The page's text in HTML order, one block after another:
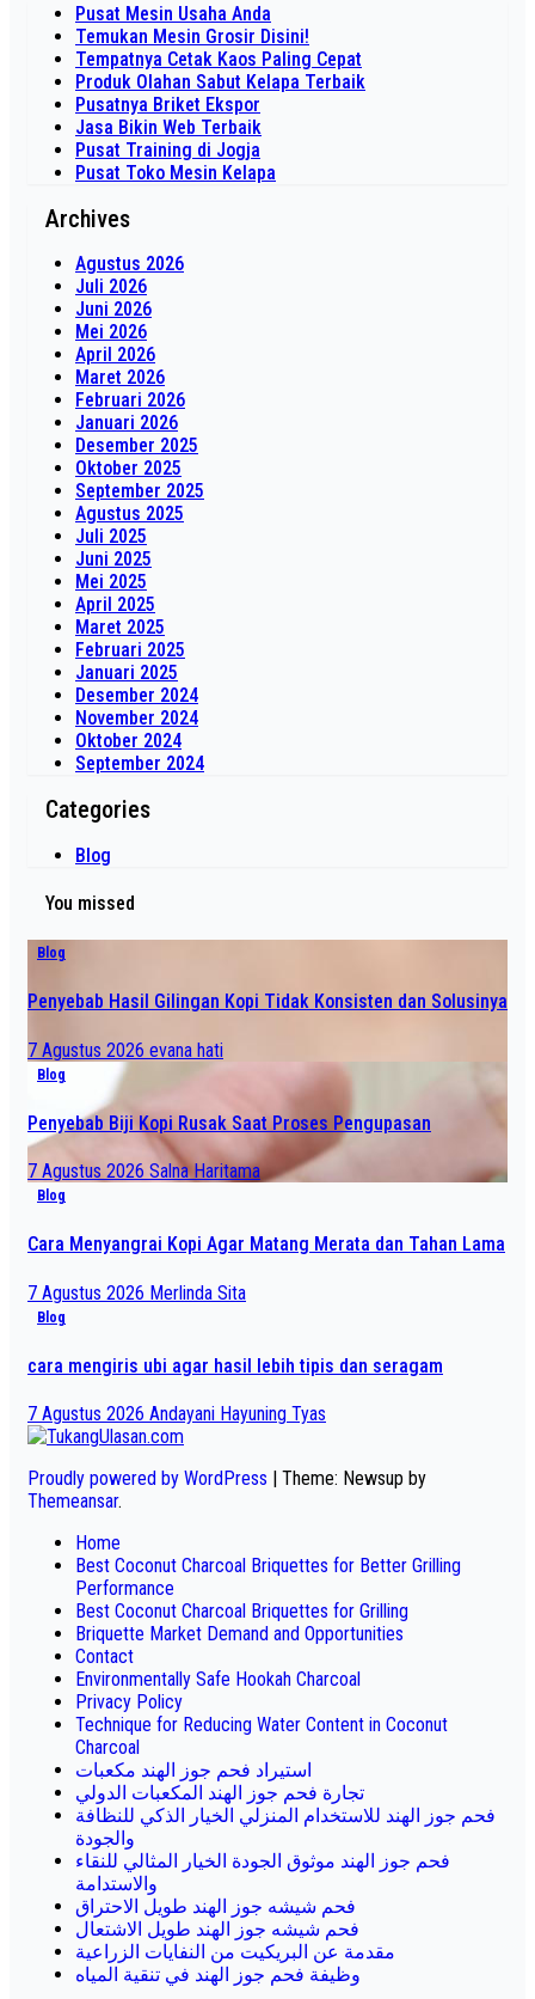
Pusat Mesin Usaha Anda
Temukan Mesin Grosir Disini!
Tempatnya Cetak Kaos Paling Cepat
Produk Olahan Sabut Kelapa Terbaik
Pusatnya Briket Ekspor
Jasa Bikin Web Terbaik
Pusat Training di Jogja
Pusat Toko Mesin Kelapa
Archives
Agustus 2026
Juli 2026
Juni 2026
Mei 2026
April 2026
Maret 2026
Februari 2026
Januari 2026
Desember 2025
Oktober 2025
September 2025
Agustus 2025
Juli 2025
Juni 2025
Mei 2025
April 2025
Maret 2025
Februari 2025
Januari 2025
Desember 2024
November 2024
Oktober 2024
September 2024
Categories
Blog
You missed
Blog
Penyebab Hasil Gilingan Kopi Tidak Konsisten dan Solusinya
7 Agustus 2026 evana hati
Blog
Penyebab Biji Kopi Rusak Saat Proses Pengupasan
7 Agustus 2026 Salna Haritama
Blog
Cara Menyangrai Kopi Agar Matang Merata dan Tahan Lama
7 Agustus 2026 Merlinda Sita
Blog
cara mengiris ubi agar hasil lebih tipis dan seragam
7 Agustus 2026 Andayani Hayuning Tyas
Proudly powered by WordPress
Theme: Newsup by
Themeansar.
Home
Best Coconut Charcoal Briquettes for Better Grilling
Performance
Best Coconut Charcoal Briquettes for Grilling
Briquette Market Demand and Opportunities
Contact
Environmentally Safe Hookah Charcoal
Privacy Policy
Technique for Reducing Water Content in Coconut
Charcoal
استيراد فحم جوز الهند مكعبات
تجارة فحم جوز الهند المكعبات الدولي
فحم جوز الهند للاستخدام المنزلي الخيار الذكي للنظافة
والجودة
فحم جوز الهند موثوق الجودة الخيار المثالي للنقاء
والاستدامة
فحم شيشه جوز الهند طويل الاحتراق
فحم شيشه جوز الهند طويل الاشتعال
مقدمة عن البريكيت من النفايات الزراعية
وظيفة فحم جوز الهند في تنقية المياه